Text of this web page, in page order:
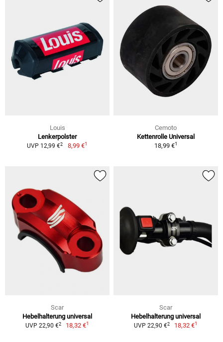
Louis
Lenkerpolster
UVP 12,99 €2 8,99 €1
Cemoto
Kettenrolle Universal
18,99 €1
Scar
Hebelhalterung universal
UVP 22,90 €2 18,32 €1
Scar
Hebelhalterung universal
UVP 22,90 €2 18,32 €1